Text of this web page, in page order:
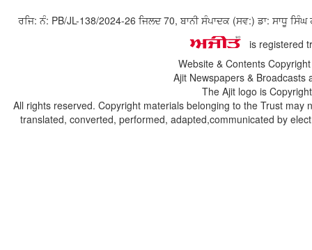
ਰਜਿ: ਨੰ: PB/JL-138/2024-26 ਜਿਲਦ 70, ਬਾਨੀ ਸੰਪਾਦਕ (ਸਵ:) ਡਾ: ਸਾਧੂ
is registered
Website & Contents
Ajit Newspapers &
The Ajit logo is
All rights reserved. Copyright materials belonging to the Trust
translated, converted, performed, adapted,communicated by